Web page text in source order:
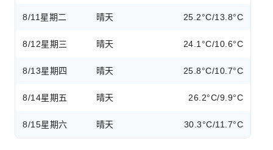
8/11 星期二 晴天 25.2°C/13.8°C
8/12星期三 晴天 24.1°C/10.6°C
8/13星期四 晴天 25.8°C/10.7°C
8/14星期五 晴天 26.2°C/9.9°C
8/15星期六 晴天 30.3°C/11.7°C